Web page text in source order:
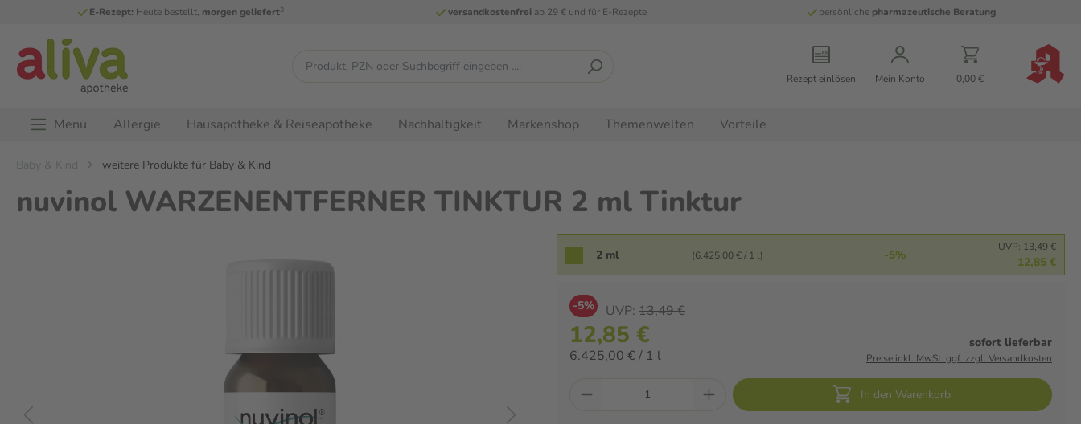
E-Rezept: Heute bestellt, morgen geliefert3 versandkostenfreiab 29 € und für E-Rezepte persönliche pharmazeutische Beratung
Rezept einlösen Mein Konto 0,00 €
Menü Allergie Hausapotheke & Reiseapotheke Nachhaltigkeit Markenshop Themenwelten Vorteile
Baby & Kind weitere Produkte für Baby & Kind
nuvinol WARZENENTFERNER TINKTUR 2 ml Tinktur
2 ml (6.425,00 € / 1 l) -5%
UVP: 13,49 €
12,85 €
-5% UVP: 13,49 €
12,85 €
6.425,00 € / 1 l
sofort lieferbar
Preise inkl. MwSt. ggf. zzgl. Versandkosten
In den Warenkorb